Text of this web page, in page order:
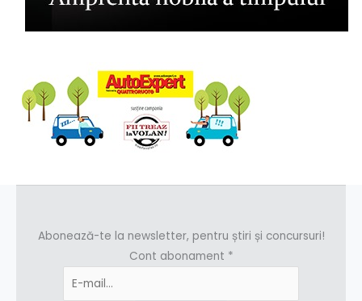
Abonează-te la newsletter, pentru știri și concursuri!
Cont abonament *